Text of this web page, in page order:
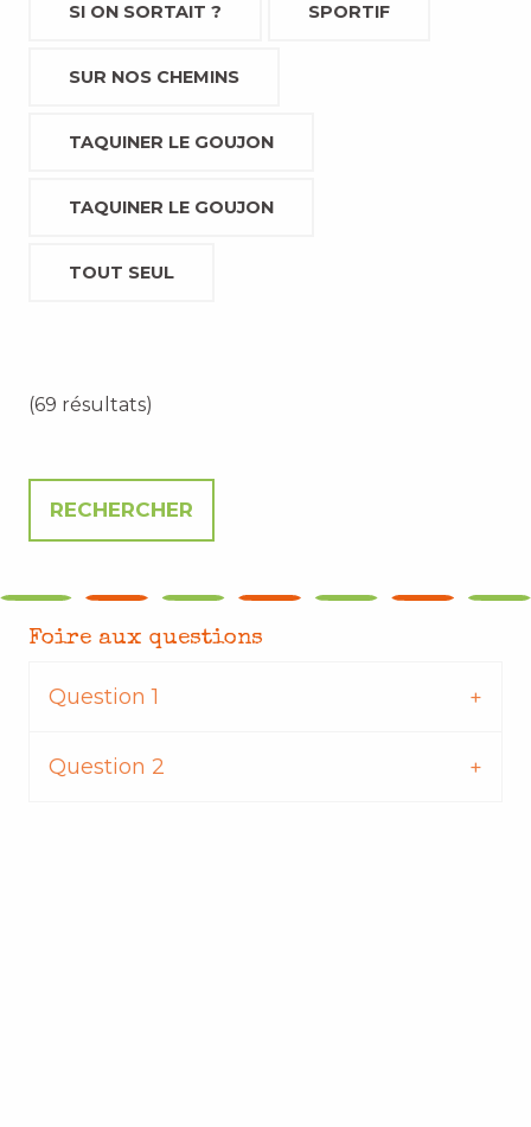
SI ON SORTAIT ? SPORTIF
SUR NOS CHEMINS
TAQUINER LE GOUJON
TAQUINER LE GOUJON
TOUT SEUL
(69 résultats)
Foire aux questions
Question 1
Question 2